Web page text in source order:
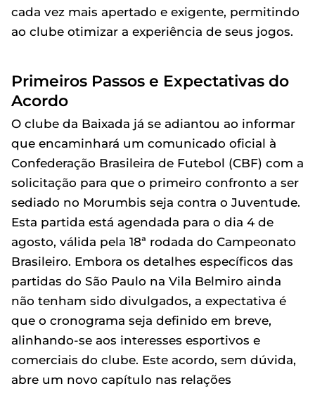
cada vez mais apertado e exigente, permitindo
ao clube otimizar a experiência de seus jogos.
Primeiros Passos e Expectativas do
Acordo
O clube da Baixada já se adiantou ao informar
que encaminhará um comunicado oficial à
Confederação Brasileira de Futebol (CBF) com a
solicitação para que o primeiro confronto a ser
sediado no Morumbis seja contra o Juventude.
Esta partida está agendada para o dia 4 de
agosto, válida pela 18ª rodada do Campeonato
Brasileiro. Embora os detalhes específicos das
partidas do São Paulo na Vila Belmiro ainda
não tenham sido divulgados, a expectativa é
que o cronograma seja definido em breve,
alinhando-se aos interesses esportivos e
comerciais do clube. Este acordo, sem dúvida,
abre um novo capítulo nas relações